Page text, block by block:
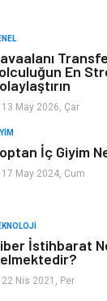
Tatil
Müzik
En
13 May 2026, Çar
İç Giyim
17 May 2024, Cum
İstihbarat
22 Nis 2021, Per